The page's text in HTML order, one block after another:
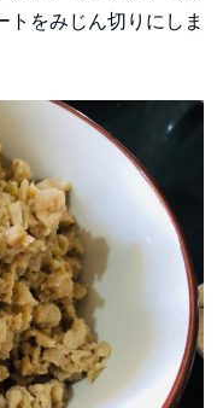
トをみじん切りにしま